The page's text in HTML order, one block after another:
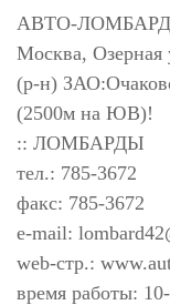
АВТО-
Москва, Озерная
(р-н)
(2500м на ЮВ)!
:: ЛОМБАРДЫ
тел.: 785-3672
факс: 785-3672
e-mail:
web-стр.:
время работы: